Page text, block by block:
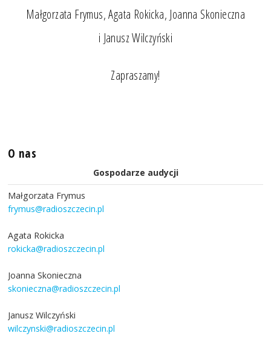
Małgorzata Frymus, Agata Rokicka, Joanna Skonieczna
i Janusz Wilczyński
Zapraszamy!
O nas
Gospodarze audycji
Małgorzata Frymus
frymus@radioszczecin.pl
Agata Rokicka
rokicka@radioszczecin.pl
Joanna Skonieczna
skonieczna@radioszczecin.pl
Janusz Wilczyński
wilczynski@radioszczecin.pl